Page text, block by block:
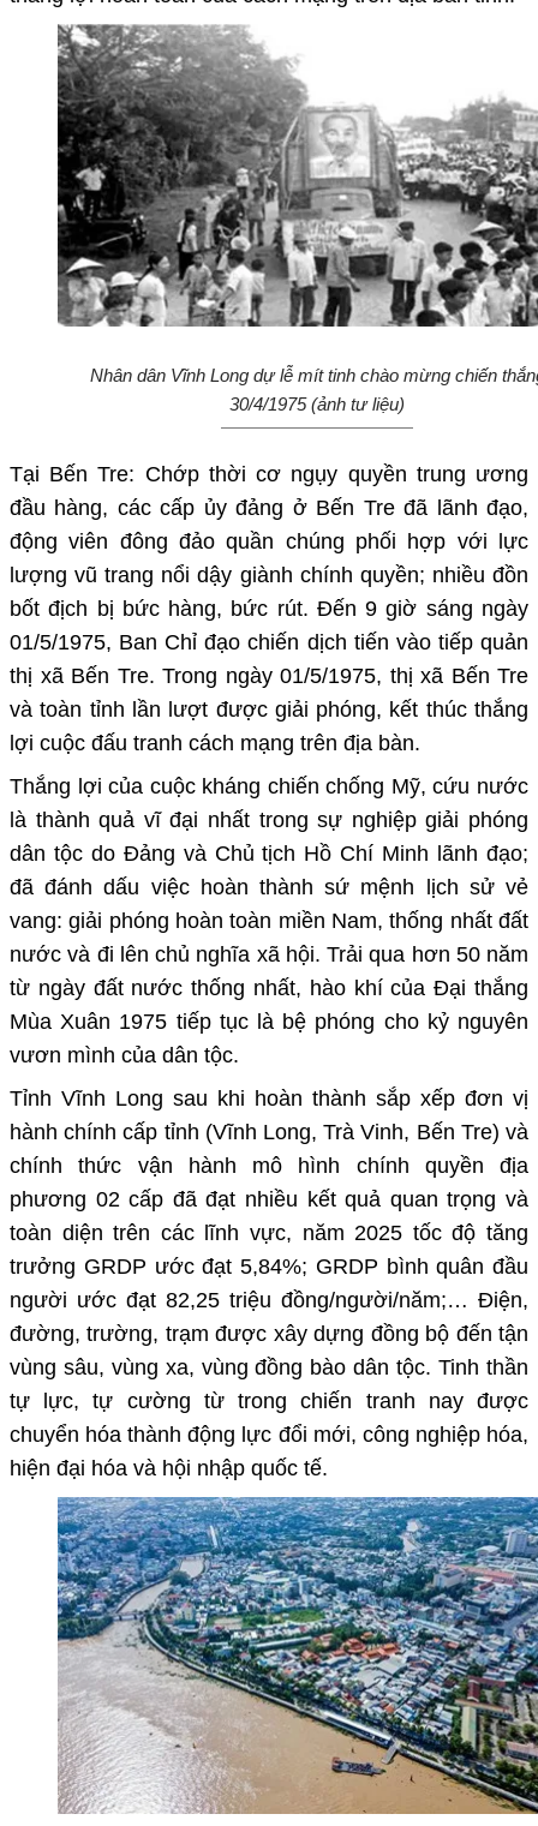
Nhân dân Vĩnh Long dự lễ mít tinh chào mừng chiến
30/4/1975 (ảnh tư liệu)
Tại Bến Tre: Chớp thời cơ ngụy quyền trung ương
đầu hàng, các cấp ủy đảng ở Bến Tre đã lãnh đạo,
động viên đông đảo quần chúng phối hợp với lực
lượng vũ trang nổi dậy giành chính quyền; nhiều đồn
bốt địch bị bức hàng, bức rút. Đến9 giờ sáng ngày
01/5/1975, Ban Chỉ đạo chiến dịch tiến vào tiếp quản
thị xã Bến Tre. Trong ngày 01/5/1975, thị xã Bến Tre
và toàn tỉnh lần lượt được giải phóng, kết thúc thắng
lợi cuộc đấu tranh cách mạng trên địa bàn.
Thắng lợi của cuộc kháng chiến chống Mỹ, cứu nước
là thành quả vĩ đại nhất trong sự nghiệp giải phóng
dân tộc do Đảng và Chủ tịch Hồ Chí Minh lãnh đạo;
đã đánh dấu việc hoàn thành sứ mệnh lịch sử vẻ
vang: giải phóng hoàn toàn miền Nam, thống nhất đất
nước và đi lên chủ nghĩa xã hội. Trải qua hơn 50 năm
từ ngày đất nước thống nhất, hào khí của Đại thắng
Mùa Xuân 1975 tiếp tục là bệ phóng cho kỷ nguyên
vươn mình của dân tộc.
Tỉnh Vĩnh Long sau khi hoàn thành sắp xếp đơn vị
hành chính cấp tỉnh (Vĩnh Long, Trà Vinh, Bến Tre) và
chính thức vận hành mô hình chính quyền địa
phương 02 cấp đã đạt nhiều kết quả quan trọng và
toàn diện trên các lĩnh vực, năm 2025 tốc độ tăng
trưởng GRDP ước đạt 5,84%; GRDP bình quân đầu
người ước đạt 82,25 triệu đồng/người/năm;… Điện,
đường, trường, trạm được xây dựng đồng bộ đến tận
vùng sâu, vùng xa, vùng đồng bào dân tộc. Tinh thần
tự lực, tự cường từ trong chiến tranh nay được
chuyển hóa thành động lực đổi mới, công nghiệp hóa,
hiện đại hóa và hội nhập quốc tế.